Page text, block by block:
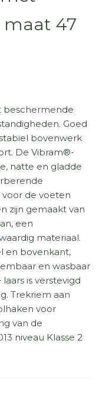
47
beschermende
Goed
bovenwerk
De Vibram®-
natte en gladde
de voeten
zijn gemaakt van
een
materiaal.
en bovenkant,
en wasbaar
is verstevigd
Trekriem aan
voor
van de
niveau Klasse 2